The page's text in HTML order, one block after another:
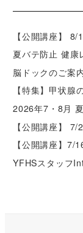
【公開講座】
夏バテ防止 健康
脳ドックのご案
【特集】甲状腺
2026年7・8月
【公開講座】
【公開講座】
YFHSスタッフ